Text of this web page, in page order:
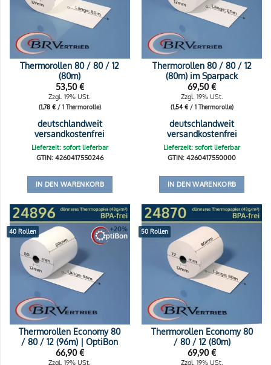
Thermorollen 80 / 80 / 12
(80m)
53,50€
Zzgl. 19% USt.
(1,78 €/ 1 Thermorolle)
deutschlandweit
versandkostenfrei
Lieferzeit: sofort lieferbar
GTIN: 4260417550246
IN DEN WARENKORB
Thermorollen 80 / 80 / 12
(80m) im Sparpack
69,50€
Zzgl. 19% USt.
(1,54 €/ 1 Thermorolle)
deutschlandweit
versandkostenfrei
Lieferzeit: sofort lieferbar
GTIN: 4260417550000
IN DEN WARENKORB
40 Rollen
Thermorollen Economy 80
/ 80 / 12 (96m) | OptiBon
66,90€
Zzgl. 19% USt.
50 Rollen
Thermorollen Economy 80
/ 80 / 12 (80m)
69,90€
Zzgl. 19% USt.